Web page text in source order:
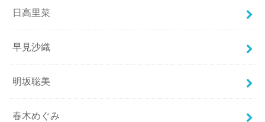
日高里菜
早見沙織
明坂聡美
春木めぐみ